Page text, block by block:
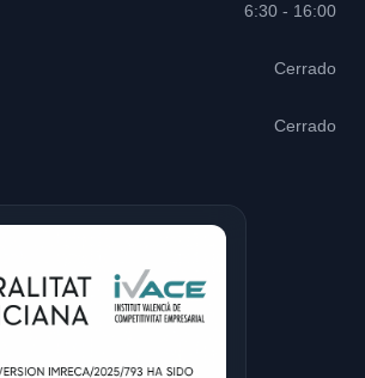
6:30 - 16:00
Cerrado
Cerrado